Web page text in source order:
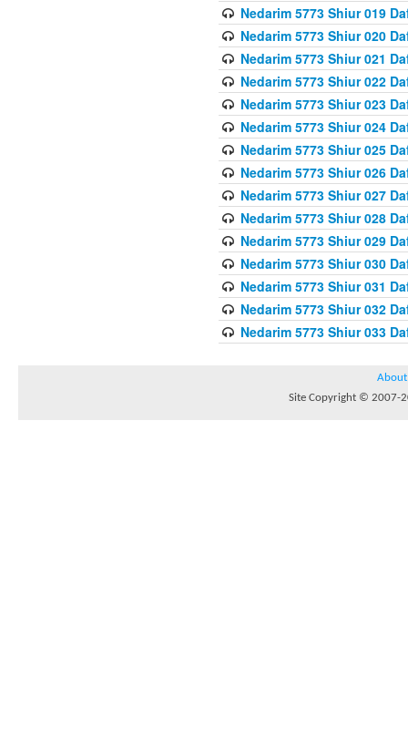
Nedarim 5773 Shiur 019
Nedarim 5773 Shiur 020
Nedarim 5773 Shiur 021
Nedarim 5773 Shiur 022
Nedarim 5773 Shiur 023
Nedarim 5773 Shiur 024
Nedarim 5773 Shiur 025
Nedarim 5773 Shiur 026
Nedarim 5773 Shiur 027
Nedarim 5773 Shiur 028
Nedarim 5773 Shiur 029
Nedarim 5773 Shiur 030
Nedarim 5773 Shiur 031
Nedarim 5773 Shiur 032
Nedarim 5773 Shiur 033
About
Site Copyright © 2007-